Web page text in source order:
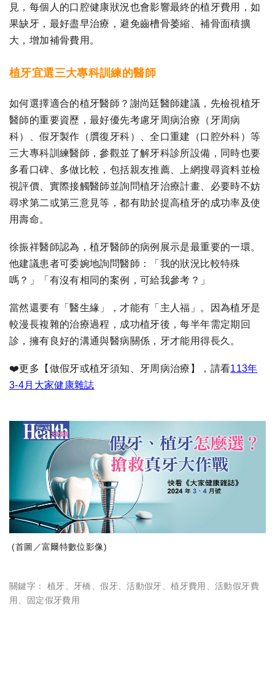
見，每個人的口腔健康狀況也會影響最終的植牙費用，如
果缺牙，最好盡早治療，避免齒槽骨萎縮、補骨面積擴
大，增加補骨費用。
植牙宜選三大專科訓練的醫師
如何選擇適合的植牙醫師？謝尚廷醫師建議，先檢視植牙
醫師的重要資歷，最好優先考慮牙周病治療（牙周病
科）、假牙製作（贋復牙科）、全口重建（口腔外科）等
三大專科訓練醫師，參觀並了解牙科診所設備，同時也要
多看口碑、多做比較，包括親友推薦、上網搜尋資料並檢
視評價、實際接觸醫師並詢問植牙治療計畫、必要時不妨
尋求第二或第三意見等，都有助於提高植牙的成功率及使
用壽命。
徐振祥醫師認為，植牙醫師的病例展示是最重要的一環。
他建議患者可委婉地詢問醫師：「我的狀況比較特殊
嗎？」「有沒有相同的案例，可給我參考？」
當然還要有「醫生緣」，才能有「主人福」。因為植牙是
較漫長複雜的治療過程，成功植牙後，每半年需定期回
診，擁有良好的溝通與醫病關係，牙才能用得長久。
❤️更多【做假牙或植牙須知、牙周病治療】，請看113年
3-4月大家健康雜誌
(首圖／富爾特數位影像)
關鍵字： 植牙 牙橋 、假牙、活動假牙 、植牙費用
活動假牙費
用
固定假牙費用